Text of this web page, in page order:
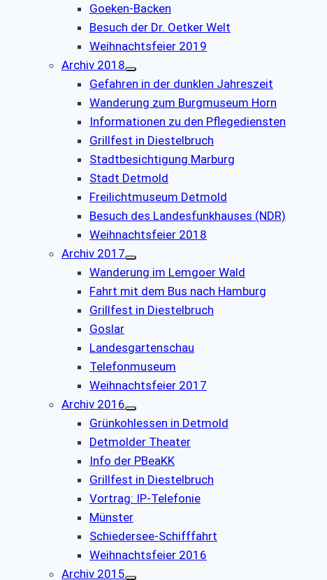
Goeken-Backen
Besuch der Dr. Oetker Welt
Weihnachtsfeier 2019
Archiv 2018
Gefahren in der dunklen Jahreszeit
Wanderung zum Burgmuseum Horn
Informationen zu den Pflegediensten
Grillfest in Diestelbruch
Stadtbesichtigung Marburg
Stadt Detmold
Freilichtmuseum Detmold
Besuch des Landesfunkhauses (NDR)
Weihnachtsfeier 2018
Archiv 2017
Wanderung im Lemgoer Wald
Fahrt mit dem Bus nach Hamburg
Grillfest in Diestelbruch
Goslar
Landesgartenschau
Telefonmuseum
Weihnachtsfeier 2017
Archiv 2016
Grünkohlessen in Detmold
Detmolder Theater
Info der PBeaKK
Grillfest in Diestelbruch
Vor­trag: IP-Te­le­fo­nie
Münster
Schiedersee-Schifffahrt
Weihnachtsfeier 2016
Archiv 2015